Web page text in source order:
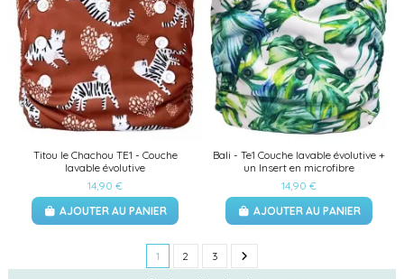
(1 avis)
Titou le Chachou TE1 - Couche
lavable évolutive
14,90 €
AJOUTER AU PANIER
Bali - Te1 Couche lavable évolutive +
un Insert en microfibre
14,90 €
AJOUTER AU PANIER
1 2 3